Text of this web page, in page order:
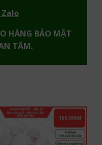
HÀNG BẢO MẬT
TÂM.